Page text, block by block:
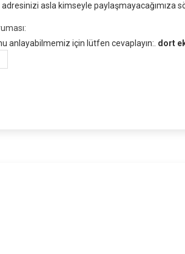
asla kimseyle paylaşmayacağımıza
anlayabilmemiz için lütfen cevaplayın:. dort